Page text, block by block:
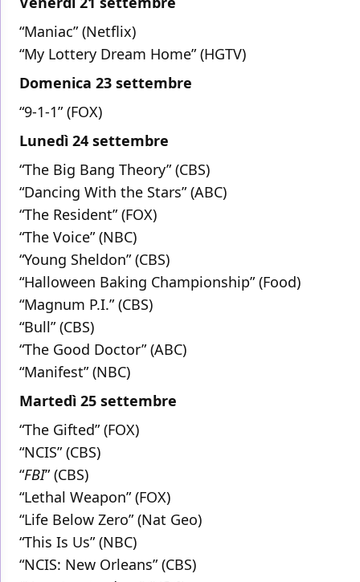
“Maniac” (Netflix)
“My Lottery Dream Home” (HGTV)
Domenica 23 settembre
“9-1-1” (FOX)
Lunedì 24 settembre
“The Big Bang Theory” (CBS)
“Dancing With the Stars” (ABC)
“The Resident” (FOX)
“The Voice” (NBC)
“Young Sheldon” (CBS)
“Halloween Baking Championship” (Food)
“Magnum P.I.” (CBS)
“Bull” (CBS)
“The Good Doctor” (ABC)
“Manifest” (NBC)
Martedì 25 settembre
“The Gifted” (FOX)
“NCIS” (CBS)
“FBI” (CBS)
“Lethal Weapon” (FOX)
“Life Below Zero” (Nat Geo)
“This Is Us” (NBC)
“NCIS: New Orleans” (CBS)